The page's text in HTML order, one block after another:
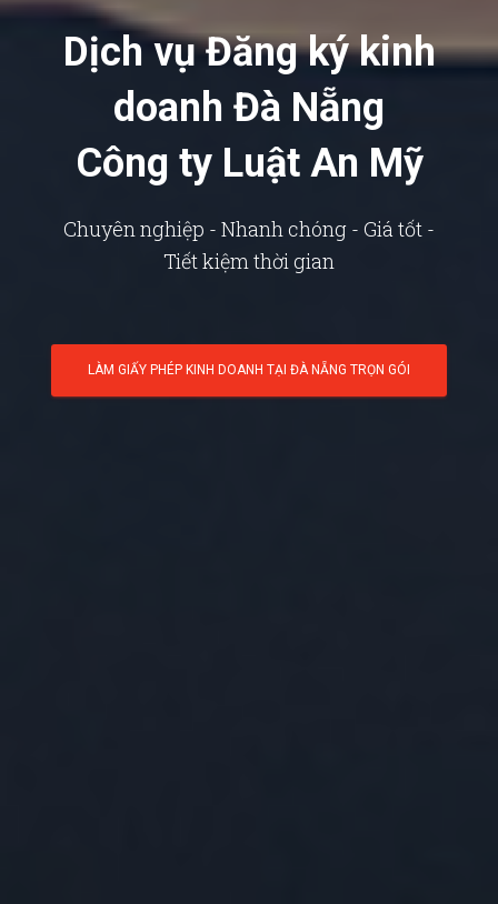
Dịch vụ Đăng ký kinh
doanh Đà Nẵng
Công ty Luật An Mỹ
Chuyên nghiệp - Nhanh chóng - Giá tốt -
Tiết kiệm thời gian
LÀM GIẤY PHÉP KINH DOANH TẠI ĐÀ NẴNG TRỌN GÓI